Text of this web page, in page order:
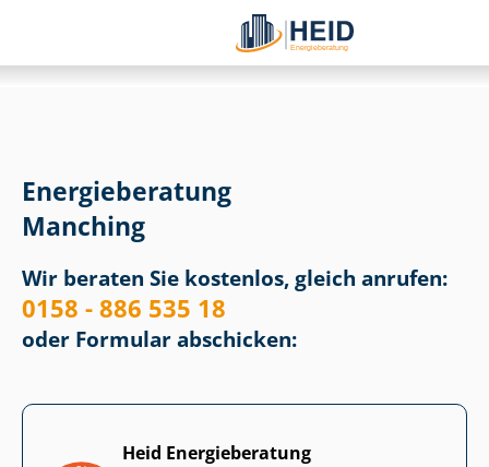
Energieberatung
Manching
Wir beraten Sie kostenlos, gleich anrufen:
0158 - 886 535 18
oder Formular abschicken:
Heid Energieberatung